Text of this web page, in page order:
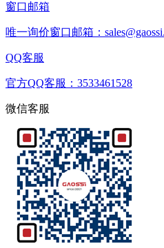
窗口邮箱
唯一询价窗口邮箱：
QQ客服
官方QQ客服：3533461528
微信客服